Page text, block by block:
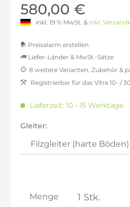
580,00 €
inkl. 19 % MwSt. & inkl.
Preisalarm erstellen
Preisalarm aktivieren
Liefer-Länder & MwSt.-Sätze
inkl. 16% MwSt.: 565,38 €
inkl. 21% MwSt.: 589,75 €
inkl. 21% MwSt.: 589,75 €
inkl. 22% MwSt.: 594,62 €
8 weitere Varianten, Zubehör &
Registrierbar für das Vitra 10- /
Lieferzeit: 10 - 15 Werktage
Gleiter:
Menge